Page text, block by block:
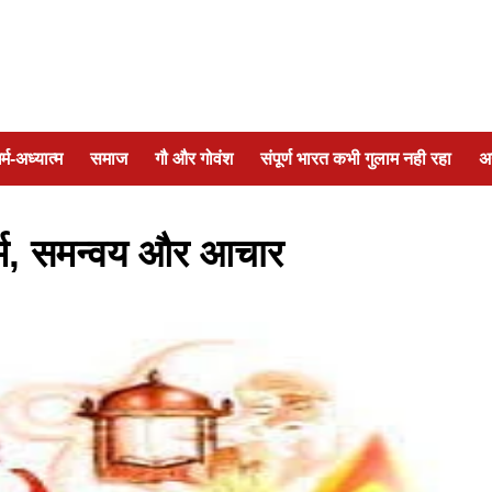
अध्यात्म समाज गौ और गोवंश संपूर्ण भारत कभी गुलाम नही रहा
समन्वय और आचार